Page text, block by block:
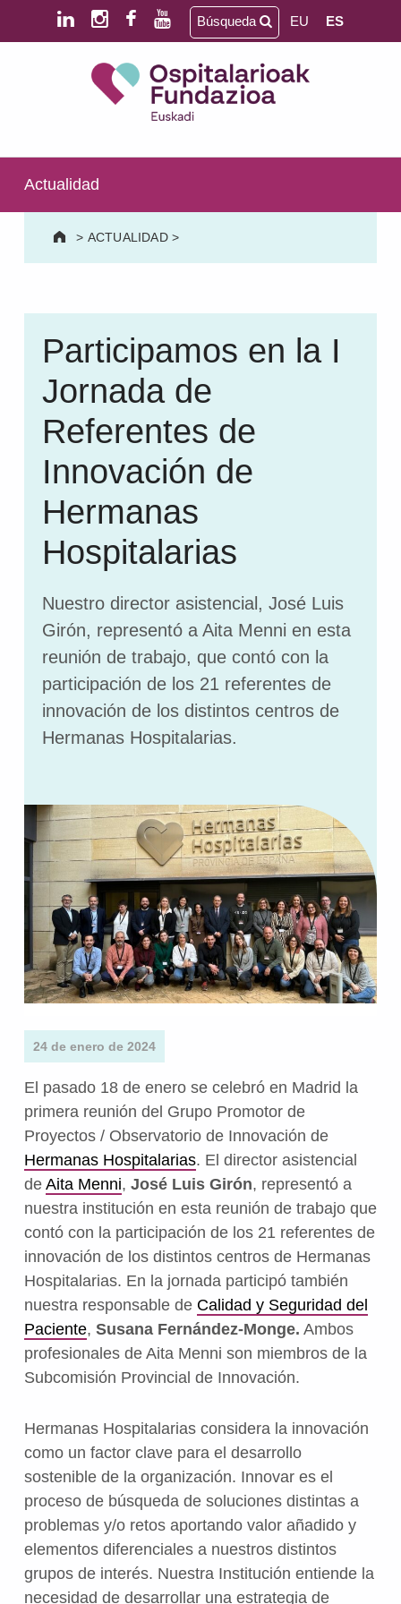
Saltar al contenido principal
Saltar al pie de página
SALUD MENTAL | DISCAPACIDAD INTELECTUAL | NEURORREHABILITACIÓN Y DAÑO CEREBRAL | PERSONA MAYOR
Búsqueda EU ES
Actualidad
> ACTUALIDAD>
Participamos en la I
Jornada de
Referentes de
Innovación de
Hermanas
Hospitalarias
Nuestro director asistencial, José Luis
Girón, representó a Aita Menni en esta
reunión de trabajo, que contó con la
participación de los 21 referentes de
innovación de los distintos centros de
Hermanas Hospitalarias.
24 de enero de 2024
El pasado 18 de enero se celebró en Madrid la
primera reunión del Grupo Promotor de
Proyectos / Observatorio de Innovación de
Hermanas Hospitalarias. El director asistencial
de Aita Menni, José Luis Girón, representó a
nuestra institución en esta reunión de trabajo que
contó con la participación de los 21 referentes de
innovación de los distintos centros de Hermanas
Hospitalarias. En la jornada participó también
nuestra responsable de Calidad y Seguridad del
Paciente, Susana Fernández-Monge. Ambos
profesionales de Aita Menni son miembros de la
Subcomisión Provincial de Innovación.
Hermanas Hospitalarias considera la innovación
como un factor clave para el desarrollo
sostenible de la organización. Innovar es el
proceso de búsqueda de soluciones distintas a
problemas y/o retos aportando valor añadido y
elementos diferenciales a nuestros distintos
grupos de interés. Nuestra Institución entiende la
necesidad de desarrollar una estrategia de